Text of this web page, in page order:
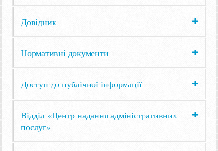
Довідник
Нормативні документи
Доступ до публічної інформації
Відділ «Центр надання адміністративних
послуг»